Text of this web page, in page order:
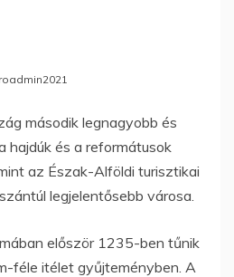
második legnagyobb és
hajdúk és a reformátusok
az Észak-Alföldi turisztikai
legjelentősebb városa.
először 1235-ben tűnik
féle itélet gyűjteményben. A